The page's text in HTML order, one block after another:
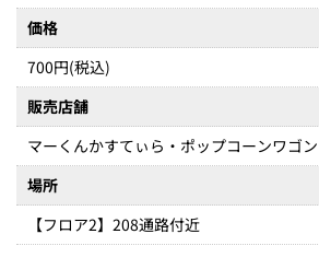
価格
700円(税込)
販売店舗
マーくんかすてぃら・ポップコーンワゴン
場所
【フロア2】208通路付近